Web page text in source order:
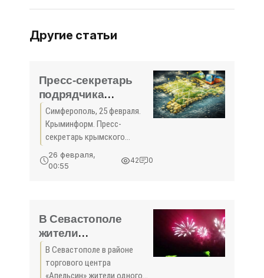
Другие статьи
Пресс-секретарь
подрядчика
строительства
«Тавриды» попал на
«Миротворец» |
Крыминформ -
«Общество Крыма»
Симферополь, 25 февраля.
Крыминформ. Пресс-
секретарь крымского
АО «ВАД» (генеральный
признанного в
26 февраля,
00:55
42 0
В Севастополе
жители
обесточенного дома
перекрывали
трассу -
В Севастополе в районе
торгового центра
«Апельсин» жители одного